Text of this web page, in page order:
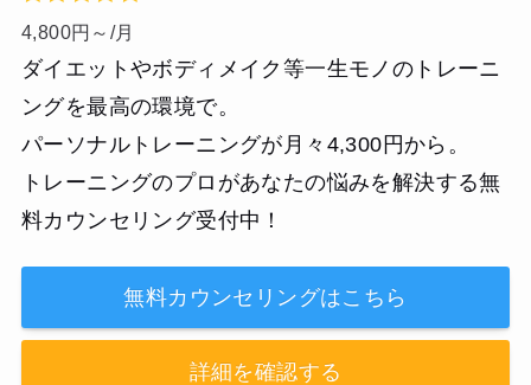
4,800円～/月
ダイエットやボディメイク等一生モノのトレーニ
ングを最高の環境で。
パーソナルトレーニングが月々4,300円から。
トレーニングのプロがあなたの悩みを解決する無
料カウンセリング受付中！
無料カウンセリングはこちら
詳細を確認する